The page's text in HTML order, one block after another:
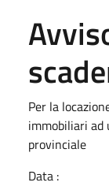
Per la
immobiliari
provinciale
Data :